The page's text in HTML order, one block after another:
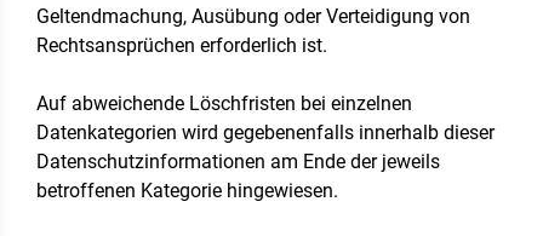
Geltendmachung, Ausübung oder Verteidigung von
Rechtsansprüchen erforderlich ist.
Auf abweichende Löschfristen bei einzelnen
Datenkategorien wird gegebenenfalls innerhalb dieser
Datenschutzinformationen am Ende der jeweils
betroffenen Kategorie hingewiesen.